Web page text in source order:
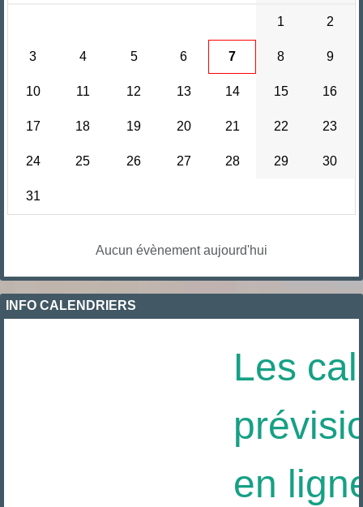
1 2
3 4 5 6 7 8 9
10 11 12 13 14 15 16
17 18 19 20 21 22 23
24 25 26 27 28 29 30
31
Aucun évènement aujourd'hui
INFO CALENDRIERS
Les
en